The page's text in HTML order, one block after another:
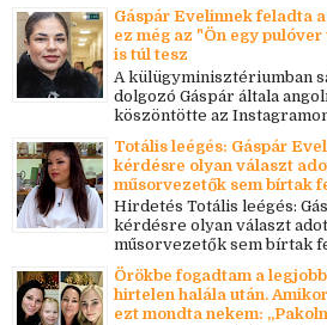
Gáspár Evelinnek feladta
ez még az "Ön egy
is túl tesz
A külügyminisztériumban
dolgozó Gáspár általa
köszöntötte az
Totális leégés: Gáspár
kérdésre olyan választ
műsorvezetők sem bírtak
Hirdetés Totális leégés:
kérdésre olyan választ
műsorvezetők sem bírtak
Örökbe fogadtam a
hirtelen halála után.
ezt mondta nekem: